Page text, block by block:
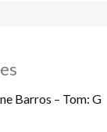
Barros – Tom: G